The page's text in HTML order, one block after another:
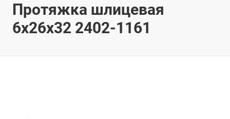
Протяжка шлицевая
6x26x32 2402-1161